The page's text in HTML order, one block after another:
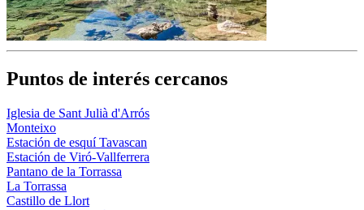
Puntos de interés cercanos
Iglesia de Sant Julià d'Arrós
Monteixo
Estación de esquí Tavascan
Estación de Viró-Vallferrera
Pantano de la Torrassa
La Torrassa
Castillo de Llort